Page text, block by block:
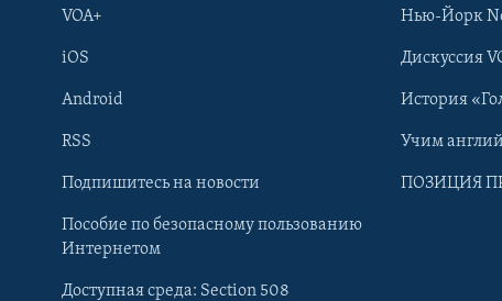
Learning English
VOA+
iOS
Android
RSS
Подпишитесь на новости
Пособие по безопасному пользованию
Интернетом
Доступная среда: Section 508
Нью-Йорк
Дискуссия
История
Учим
ПОЗИЦИЯ